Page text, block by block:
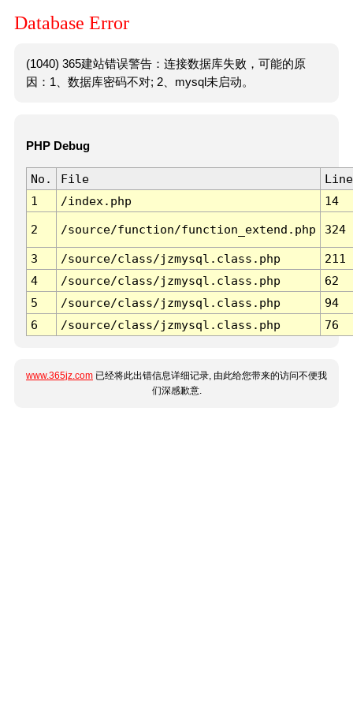
Database Error
(1040) 365建站错误警告：连接数据库失败，可能的原
因：1、数据库密码不对; 2、mysql未启动。
PHP Debug
No. File
Line
1
/index.php 14
2 /source/function/function_extend.php 324
3 /source/class/jzmysql.class.php
211
4
/source/class/jzmysql.class.php
62
5
/source/class/jzmysql.class.php
94
6
/source/class/jzmysql.class.php 76
www.365jz.com 已经将此出错信息详细记录, 由此给您带来的访问不便我
们深感歉意.